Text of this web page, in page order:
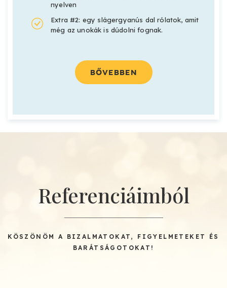
nyelven
Extra #2: egy slágergyanús dal rólatok, amit
még az unokák is dúdolni fognak.
BŐVEBBEN
Referenciáimból
KÖSZÖNÖM A BIZALMATOKAT, FIGYELMETEKET ÉS
BARÁTSÁGOTOKAT!